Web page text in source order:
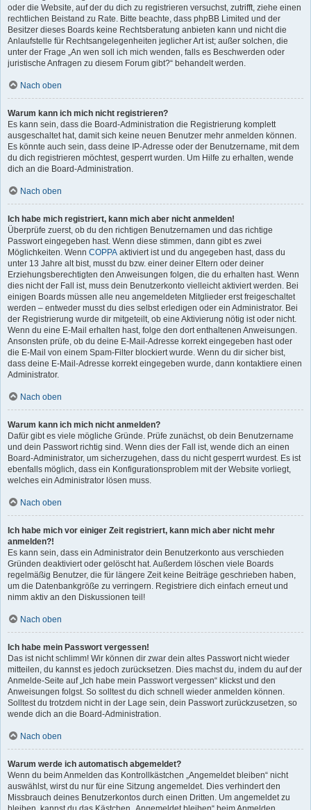
oder die Website, auf der du dich zu registrieren versuchst, zutrifft, ziehe einen
rechtlichen Beistand zu Rate. Bitte beachte, dass phpBB Limited und der
Besitzer dieses Boards keine Rechtsberatung anbieten kann und nicht die
Anlaufstelle für Rechtsangelegenheiten jeglicher Art ist; außer solchen, die
unter der Frage „An wen soll ich mich wenden, falls es Beschwerden oder
juristische Anfragen zu diesem Forum gibt?“ behandelt werden.
Nach oben
Warum kann ich mich nicht registrieren?
Es kann sein, dass die Board-Administration die Registrierung komplett
ausgeschaltet hat, damit sich keine neuen Benutzer mehr anmelden können.
Es könnte auch sein, dass deine IP-Adresse oder der Benutzername, mit dem
du dich registrieren möchtest, gesperrt wurden. Um Hilfe zu erhalten, wende
dich an die Board-Administration.
Nach oben
Ich habe mich registriert, kann mich aber nicht anmelden!
Überprüfe zuerst, ob du den richtigen Benutzernamen und das richtige
Passwort eingegeben hast. Wenn diese stimmen, dann gibt es zwei
Möglichkeiten. Wenn COPPA aktiviert ist und du angegeben hast, dass du
unter 13 Jahre alt bist, musst du bzw. einer deiner Eltern oder deiner
Erziehungsberechtigten den Anweisungen folgen, die du erhalten hast. Wenn
dies nicht der Fall ist, muss dein Benutzerkonto vielleicht aktiviert werden. Bei
einigen Boards müssen alle neu angemeldeten Mitglieder erst freigeschaltet
werden – entweder musst du dies selbst erledigen oder ein Administrator. Bei
der Registrierung wurde dir mitgeteilt, ob eine Aktivierung nötig ist oder nicht.
Wenn du eine E-Mail erhalten hast, folge den dort enthaltenen Anweisungen.
Ansonsten prüfe, ob du deine E-Mail-Adresse korrekt eingegeben hast oder
die E-Mail von einem Spam-Filter blockiert wurde. Wenn du dir sicher bist,
dass deine E-Mail-Adresse korrekt eingegeben wurde, dann kontaktiere einen
Administrator.
Nach oben
Warum kann ich mich nicht anmelden?
Dafür gibt es viele mögliche Gründe. Prüfe zunächst, ob dein Benutzername
und dein Passwort richtig sind. Wenn dies der Fall ist, wende dich an einen
Board-Administrator, um sicherzugehen, dass du nicht gesperrt wurdest. Es ist
ebenfalls möglich, dass ein Konfigurationsproblem mit der Website vorliegt,
welches ein Administrator lösen muss.
Nach oben
Ich habe mich vor einiger Zeit registriert, kann mich aber nicht mehr
anmelden?!
Es kann sein, dass ein Administrator dein Benutzerkonto aus verschieden
Gründen deaktiviert oder gelöscht hat. Außerdem löschen viele Boards
regelmäßig Benutzer, die für längere Zeit keine Beiträge geschrieben haben,
um die Datenbankgröße zu verringern. Registriere dich einfach erneut und
nimm aktiv an den Diskussionen teil!
Nach oben
Ich habe mein Passwort vergessen!
Das ist nicht schlimm! Wir können dir zwar dein altes Passwort nicht wieder
mitteilen, du kannst es jedoch zurücksetzen. Dies machst du, indem du auf der
Anmelde-Seite auf „Ich habe mein Passwort vergessen“ klickst und den
Anweisungen folgst. So solltest du dich schnell wieder anmelden können.
Solltest du trotzdem nicht in der Lage sein, dein Passwort zurückzusetzen, so
wende dich an die Board-Administration.
Nach oben
Warum werde ich automatisch abgemeldet?
Wenn du beim Anmelden das Kontrollkästchen „Angemeldet bleiben“ nicht
auswählst, wirst du nur für eine Sitzung angemeldet. Dies verhindert den
Missbrauch deines Benutzerkontos durch einen Dritten. Um angemeldet zu